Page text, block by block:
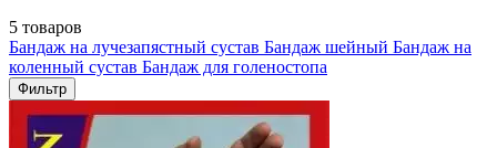
5 товаров
Бандаж на лучезапястный сустав Бандаж шейный Бандаж на
коленный сустав Бандаж для голеностопа
Фильтр